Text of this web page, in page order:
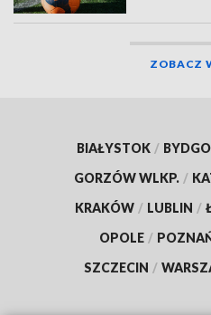
ZOBACZ
BIAŁYSTOK /
GORZÓW WLKP. /
KRAKÓW / LUBLIN /
OPOLE /
SZCZECIN /